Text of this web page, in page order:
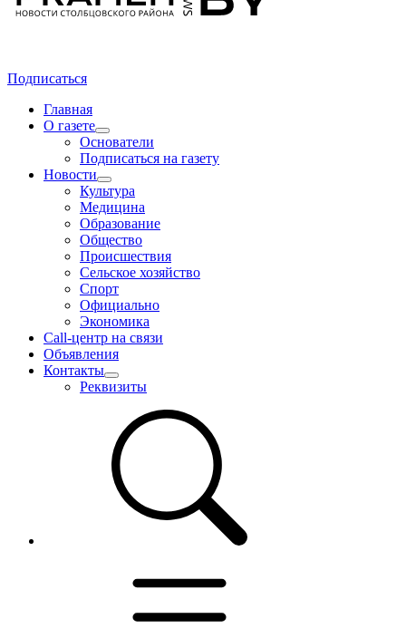
Подписаться
Главная
О газете
Основатели
Подписаться на газету
Новости
Культура
Медицина
Образование
Общество
Происшествия
Сельское хозяйство
Спорт
Официально
Экономика
Call-центр на связи
Объявления
Контакты
Реквизиты